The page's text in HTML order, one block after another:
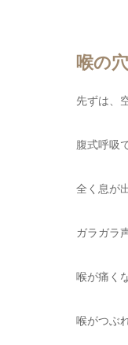
喉の
先ずは、
腹式呼吸
全く息が
ガラガラ
喉が痛く
喉がつぶ